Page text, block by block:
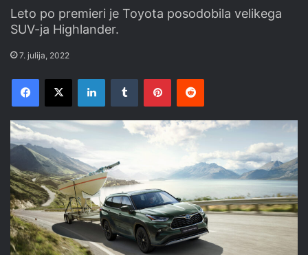
Leto po premieri je Toyota posodobila velikega
SUV-ja Highlander.
7. julija, 2022
Facebook
X LinkedInTumblr PinterestReddit